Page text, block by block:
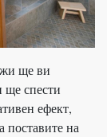
ще ви
ще спести
ефект,
поставите на